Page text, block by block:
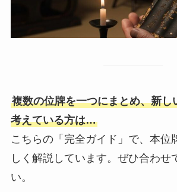
複数の位牌を一つにまとめ、新し
考えている方は…
こちらの「完全ガイド」で、本位
しく解説しています。ぜひ合わせ
い。